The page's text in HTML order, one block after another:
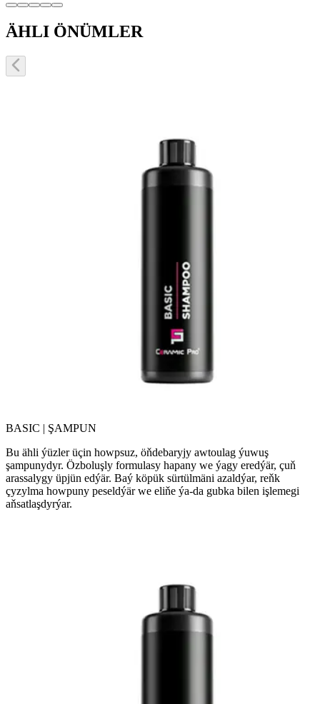
ÄHLI ÖNÜMLER
BASIC | ŞAMPUN
Bu ähli ýüzler üçin howpsuz, öňdebaryjy awtoulag ýuwuş
şampunydyr. Özboluşly formulasy hapany we ýagy eredýär, çuň
arassalygy üpjün edýär. Baý köpük sürtülmäni azaldýar, reňk
çyzylma howpuny peseldýär we eliňe ýa-da gubka bilen işlemegi
aňsatlaşdyrýar.